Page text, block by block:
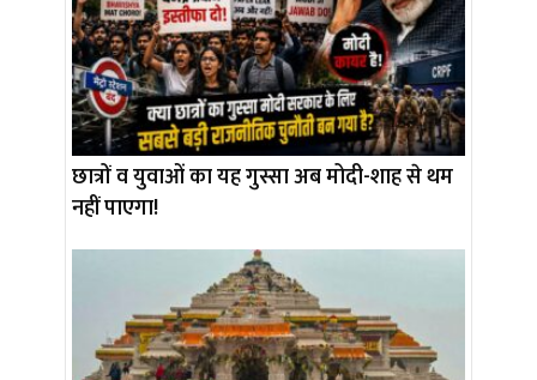
छात्रों व युवाओं का यह गुस्सा अब मोदी-शाह से थम
नहीं पाएगा!